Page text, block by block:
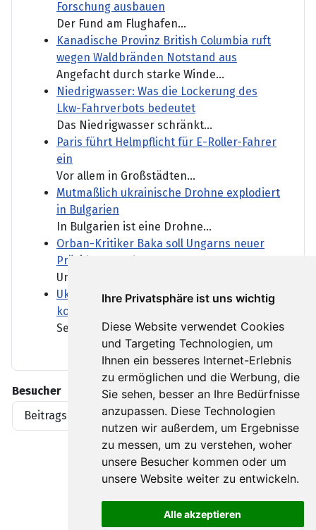
Ihre Privatsphäre ist uns wichtig
Diese Website verwendet Cookies
und Targeting Technologien, um
Ihnen ein besseres Internet-Erlebnis
zu ermöglichen und die Werbung, die
Sie sehen, besser an Ihre Bedürfnisse
anzupassen. Diese Technologien
nutzen wir außerdem, um Ergebnisse
zu messen, um zu verstehen, woher
unsere Besucher kommen oder um
unsere Website weiter zu entwickeln.
Alle akzeptieren
Forschung ausbauen
Der Fund am Flughafen...
Kanadische Provinz British Columbia ruft
wegen Waldbränden Notstand aus
Angefacht durch starke Winde...
Niedrigwasser: Was die Lockerung des
Lkw-Fahrverbots bedeutet
Das Niedrigwasser schränkt...
Paris führt Helmpflicht für E-Roller-Fahrer
ein
Vor allem in Großstädten...
Mutmaßlich ukrainische Drohne explodiert
in Bulgarien
In Bulgarien ist eine Drohne...
Orban-Kritiker Baka soll Ungarns neuer
Präsident werden
Ungarn bekommt einen neuen...
Ukraine und Serbien wollen stärker
kooperieren - trotz Belgrads Kreml-Nähe
Serbien pflegt enge...
Besucher
Beitragsaufrufe
1919396